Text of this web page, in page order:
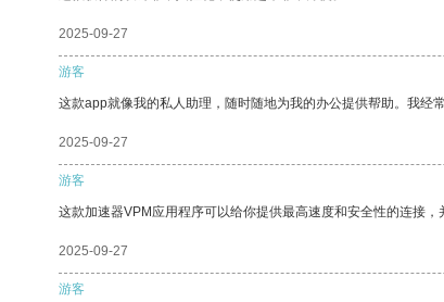
2025-09-27
游客
这款app就像我的私人助理，随时随地为我的办公提供帮助。我经
2025-09-27
游客
这款加速器VPM应用程序可以给你提供最高速度和安全性的连接，
2025-09-27
游客